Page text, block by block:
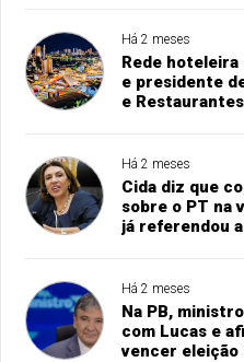
Há 2 meses
Rede hoteleira
e presidente
e
Há 2 meses
Cida diz que
sobre o PT na
já referendou
Há 2 meses
Na PB,
com Lucas e
vencer eleição